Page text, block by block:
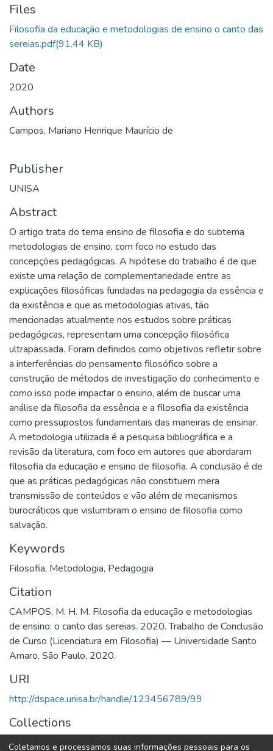
Files
Filosofia da educação e metodologias de ensino o canto das
sereias.pdf(91.44 KB)
Date
2020
Authors
Campos, Mariano Henrique Maurício de
Publisher
UNISA
Abstract
O artigo trata do tema ensino de filosofia e do subtema
metodologias de ensino, com foco no estudo das
concepções pedagógicas. A hipótese do trabalho é de que
existe uma relação de complementariedade entre as
explicações filosóficas fundadas na pedagogia da essência e
da existência e que as metodologias ativas, tão
mencionadas atualmente nos estudos sobre práticas
pedagógicas, representam uma concepção filosófica
ultrapassada. Foram definidos como objetivos refletir sobre
a interferências do pensamento filosófico sobre a
construção de métodos de investigação do conhecimento e
como isso pode impactar o ensino, além de buscar uma
análise da filosofia da essência e a filosofia da existência
como pressupostos fundamentais das maneiras de ensinar.
A metodologia utilizada é a pesquisa bibliográfica e a
revisão da literatura, com foco em autores que abordaram
filosofia da educação e ensino de filosofia. A conclusão é de
que as práticas pedagógicas não constituem mera
transmissão de conteúdos e vão além de mecanismos
burocráticos que vislumbram o ensino de filosofia como
salvação.
Keywords
Filosofia, Metodologia, Pedagogia
Citation
CAMPOS, M. H. M. Filosofia da educação e metodologias
de ensino: o canto das sereias. 2020. Trabalho de Conclusão
de Curso (Licenciatura em Filosofia) — Universidade Santo
Amaro, São Paulo, 2020.
URI
http://dspace.unisa.br/handle/123456789/99
Collections
Filosofia
Coletamos e processamos suas informações pessoais para os